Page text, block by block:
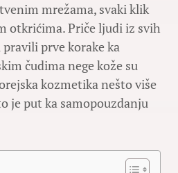
mrežama, svaki klik
otkrićima. Priče ljudi iz svih
prve korake ka
čudima nege kože su
kozmetika nešto više
je put ka samopouzdanju